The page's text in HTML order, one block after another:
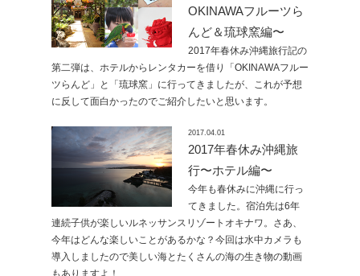
OKINAWAフルーツら
んど＆琉球窯編〜
2017年春休み沖縄旅行記の
第二弾は、ホテルからレンタカーを借り「OKINAWAフルー
ツらんど」と「琉球窯」に行ってきましたが、これが予想
に反して面白かったのでご紹介したいと思います。
2017.04.01
2017年春休み沖縄旅
行〜ホテル編〜
今年も春休みに沖縄に行っ
てきました。宿泊先は6年
連続子供が楽しいルネッサンスリゾートオキナワ。さあ、
今年はどんな楽しいことがあるかな？今回は水中カメラも
導入しましたので美しい海とたくさんの海の生き物の動画
もありますよ！